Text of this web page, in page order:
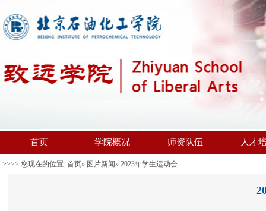
首页 学院概况 师资队伍 人才
>>>> 您现在的位置: 首页» 图片新闻» 2023年学生运动会